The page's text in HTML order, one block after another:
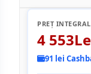
PREȚ INTEGRAL
4
91 lei